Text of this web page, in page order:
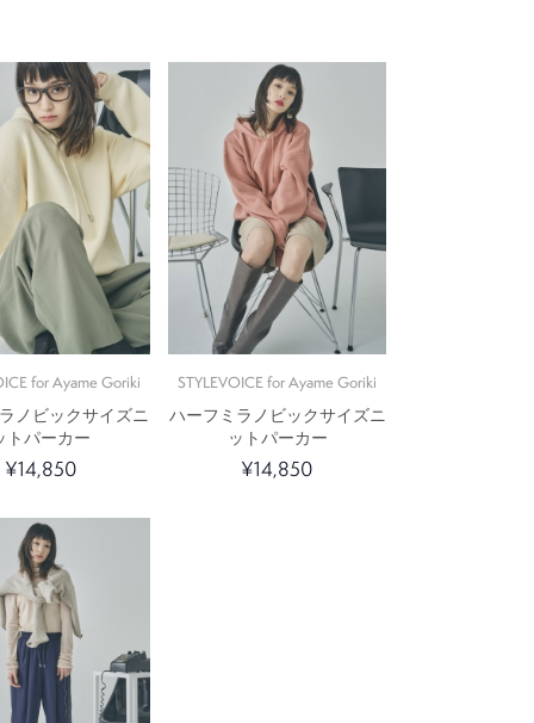
for Ayame Goriki
ノビックサイズニ
トパーカー
¥14,850
STYLEVOICE for Ayame Goriki
ハーフミラノビックサイズニ
ットパーカー
¥14,850